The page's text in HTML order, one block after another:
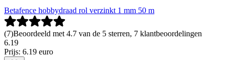
Betafence hobbydraad rol verzinkt 1 mm 50 m
(7)Beoordeeld met 4.7 van de 5 sterren, 7 klantbeoordelingen
6.19
Prijs: 6.19 euro